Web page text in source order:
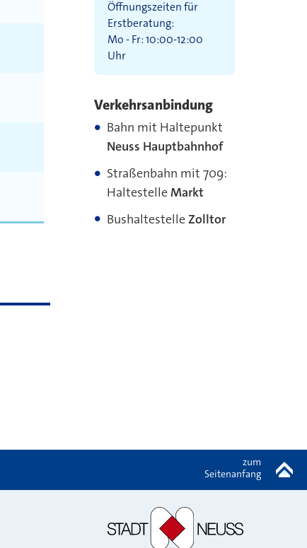
Öffnungszeiten für
Erstberatung:
Mo - Fr: 10:00-12:00
Uhr
Verkehrsanbindung
Bahn mit Haltepunkt
Neuss Hauptbahnhof
Straßenbahn mit 709:
HaltestelleMarkt
BushaltestelleZolltor
zum
Seitenanfang